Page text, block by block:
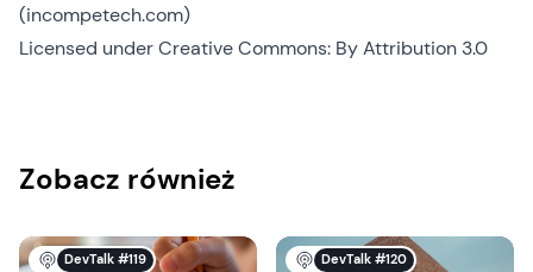
(incompetech.com)
Licensed underCreative Commons: By Attribution 3.0
Zobacz również
DevTalk #119 DevTalk #120